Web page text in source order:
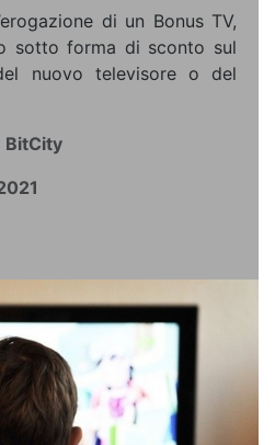
di un Bonus TV,
sotto forma di sconto sul
nuovo televisore o del
BitCity